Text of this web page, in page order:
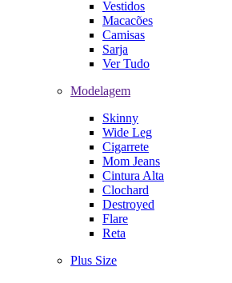
Vestidos
Macacões
Camisas
Sarja
Ver Tudo
Modelagem
Skinny
Wide Leg
Cigarrete
Mom Jeans
Cintura Alta
Clochard
Destroyed
Flare
Reta
Plus Size